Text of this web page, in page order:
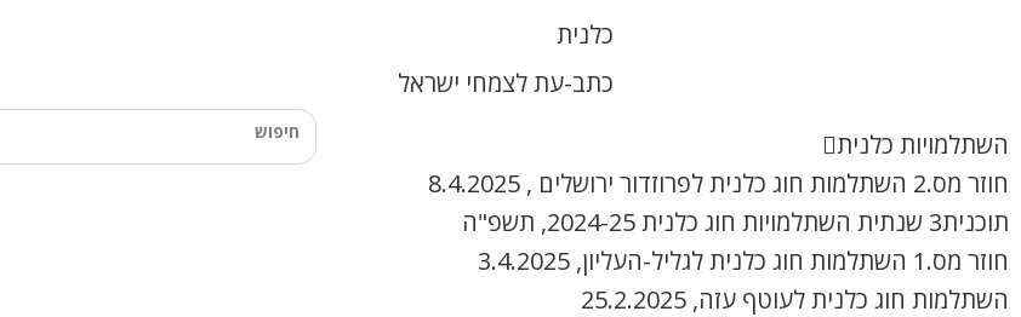
כלנית
כתב-עת לצמחי ישראל
השתלמויות כלנית
חוזר מס.2 השתלמות חוג כלנית לפרוזדור ירושלים , 8.4.2025
תוכנית3 שנתית השתלמויות חוג כלנית 2024-25, תשפ"ה
חוזר מס.1 השתלמות חוג כלנית לגליל-העליון, 3.4.2025
השתלמות חוג כלנית לעוטף עזה, 25.2.2025